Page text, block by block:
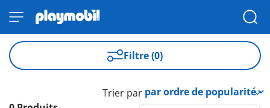
Filtre (0)
Trier par